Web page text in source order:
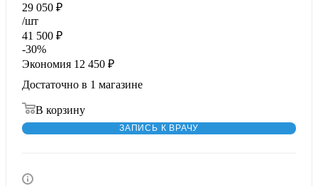
29 050 ₽
/шт
41 500 ₽
-30%
Экономия 12 450 ₽
Достаточно в 1 магазине
В корзину
ЗАПИСЬ К ВРАЧУ